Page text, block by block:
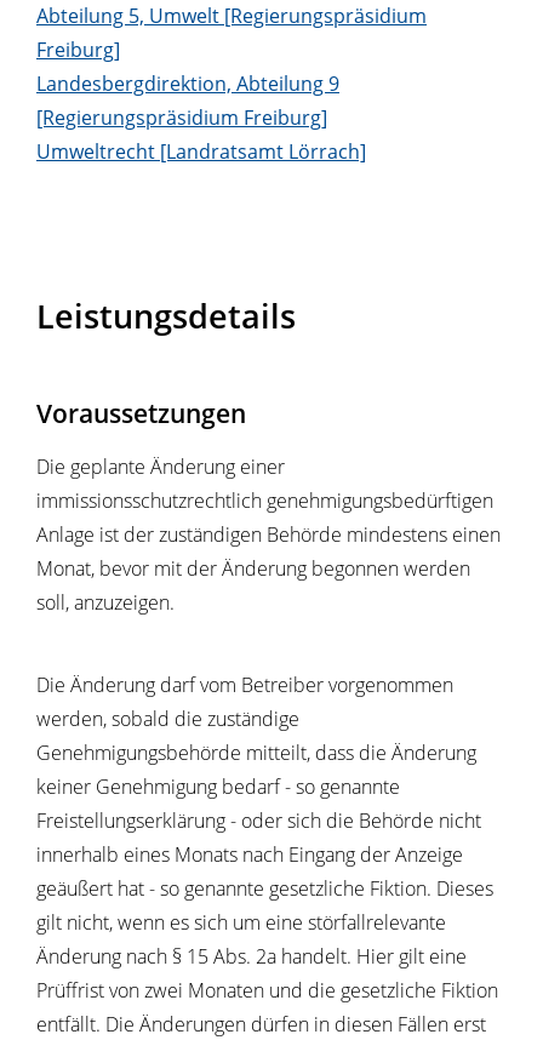
Abteilung 5, Umwelt [Regierungspräsidium
Freiburg]
Landesbergdirektion, Abteilung 9
[Regierungspräsidium Freiburg]
Umweltrecht [Landratsamt Lörrach]
Leistungsdetails
Voraussetzungen
Die geplante Änderung einer
immissionsschutzrechtlich genehmigungsbedürftigen
Anlage ist der zuständigen Behörde mindestens einen
Monat, bevor mit der Änderung begonnen werden
soll, anzuzeigen.
Die Änderung darf vom Betreiber vorgenommen
werden, sobald die zuständige
Genehmigungsbehörde mitteilt, dass die Änderung
keiner Genehmigung bedarf - so genannte
Freistellungserklärung - oder sich die Behörde nicht
innerhalb eines Monats nach Eingang der Anzeige
geäußert hat - so genannte gesetzliche Fiktion. Dieses
gilt nicht, wenn es sich um eine störfallrelevante
Änderung nach § 15 Abs. 2a handelt. Hier gilt eine
Prüffrist von zwei Monaten und die gesetzliche Fiktion
entfällt. Die Änderungen dürfen in diesen Fällen erst